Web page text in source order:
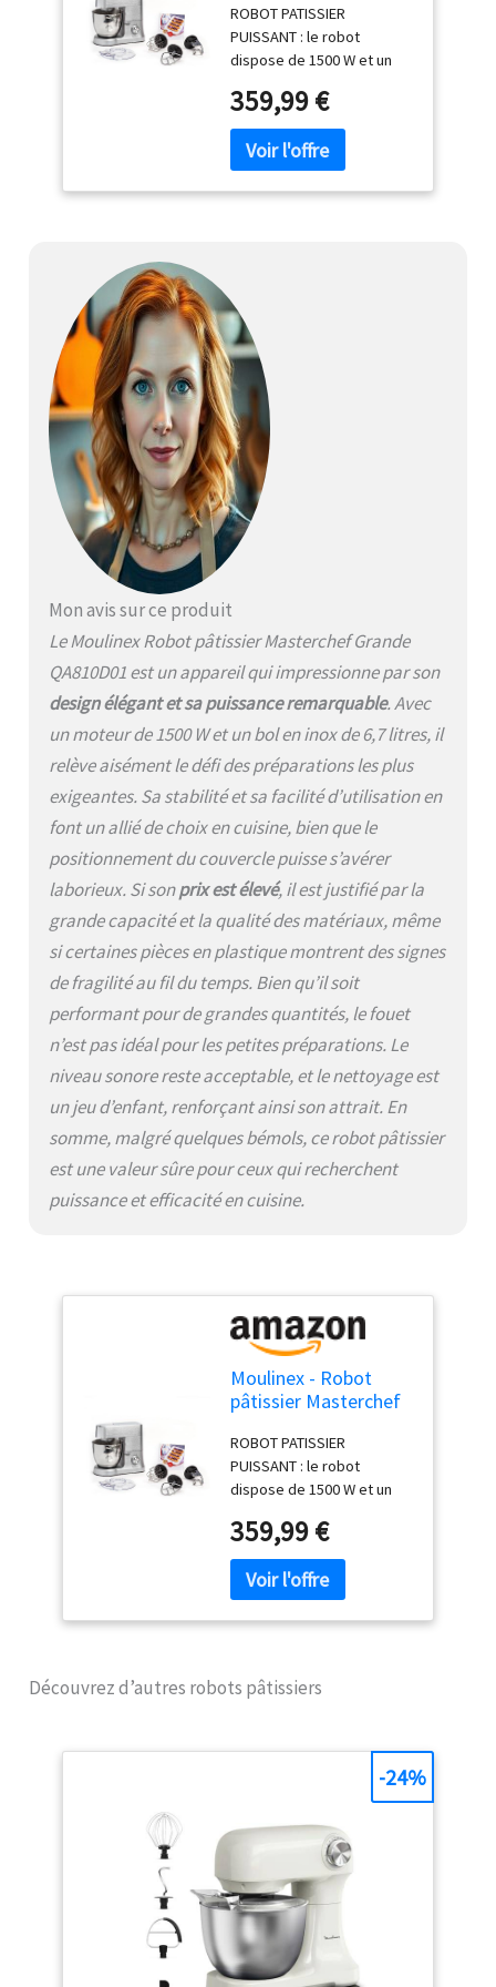
ROBOT PATISSIER
PUISSANT : le robot
dispose de 1500 W et un
combiné à un mouvement
planétaire pour réussir
toutes les pâtisseries
ROBOT CUISINE AVEC
GRANDE CAPACITE : bol de
fonte pour les pâtes à
pâtisserie et pétrin en
fonte pour les pâtes
épaisses POUR ENCORE
PLUS DE RECETTES : équipé
de 4 sorties moteur, votre
robot pâtissier est
compatible avec plusieurs
accessoires fournis en
option : blender, découpe
légumes, hachoir à viande,
JUSTE PRIX : engagement
de réparabilité 15 ans au
juste prix grâce à notre
réseau de 6200
réparateurs dans le
monde, pour contribuer à
la protection de
l’environnement et à la
réduction des déchets
INCLUS : livre de recettes
359,99 €
Mon avis sur ce produit
Le Moulinex Robot pâtissier Masterchef Grande
QA810D01 est un appareil qui impressionne par son
design élégant et sa puissance remarquable. Avec
un moteur de 1500 W et un bol en inox de 6,7 litres, il
relève aisément le défi des préparations les plus
exigeantes. Sa stabilité et sa facilité d’utilisation en
font un allié de choix en cuisine, bien que le
positionnement du couvercle puisse s’avérer
laborieux. Si sonprix est élevé, il est justifié par la
grande capacité et la qualité des matériaux, même
si certaines pièces en plastique montrent des signes
de fragilité au fil du temps. Bien qu’il soit
performant pour de grandes quantités, le fouet
n’est pas idéal pour les petites préparations. Le
niveau sonore reste acceptable, et le nettoyage est
un jeu d’enfant, renforçant ainsi son attrait. En
somme, malgré quelques bémols, ce robot pâtissier
est une valeur sûre pour ceux qui recherchent
puissance et efficacité en cuisine.
Moulinex - Robot
pâtissier Masterchef
ROBOT PATISSIER
PUISSANT : le robot
dispose de 1500 W et un
combiné à un mouvement
planétaire pour réussir
toutes les pâtisseries
ROBOT CUISINE AVEC
GRANDE CAPACITE : bol de
et d'un couvercle KIT DE
PATISSERIE EN INOX DE
PLUS DE RECETTES : équipé
de 4 sorties moteur, votre
robot pâtissier est
compatible avec plusieurs
accessoires fournis en
option : blender, découpe
légumes, hachoir à viande,
359,99 €
Découvrez d’autres robots pâtissiers
-24%